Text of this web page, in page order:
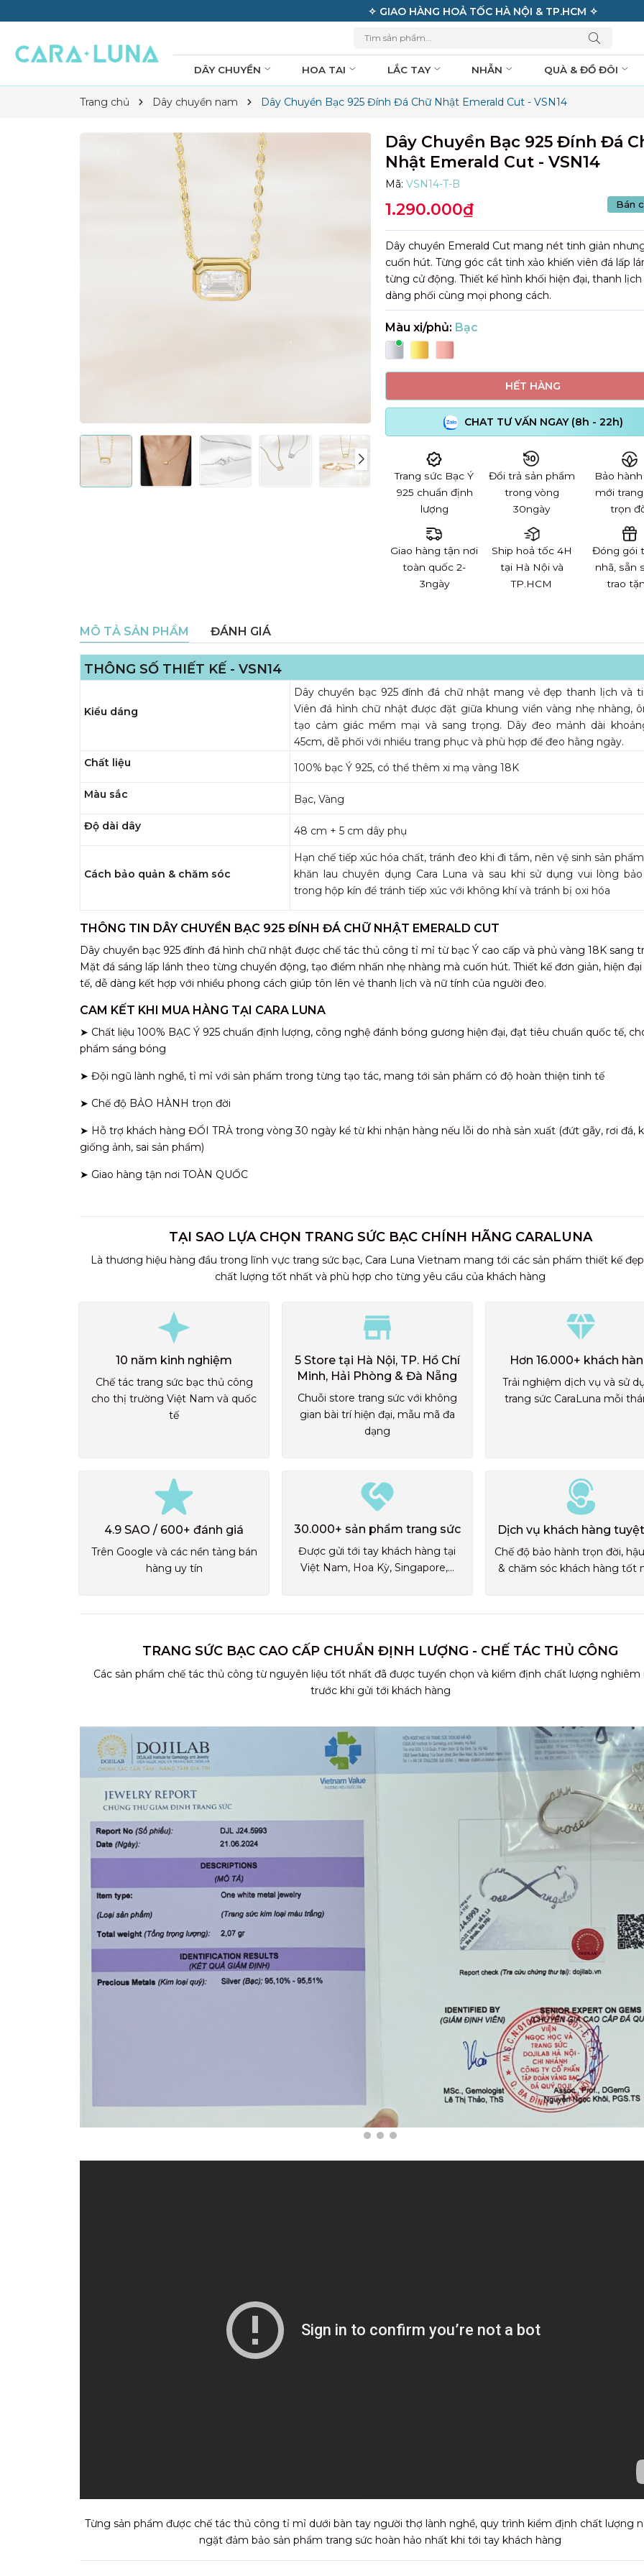
✧ GIAO HÀNG HOẢ TỐC HÀ NỘI & TP.HCM ✧
DÂY CHUYỀN HOA TAI LẮC TAY NHẪN QUÀ & ĐỒ ĐÔI
Trang chủ Dây chuyền nam Dây Chuyền Bạc 925 Đính Đá Chữ Nhật Emerald Cut - VSN14
Dây Chuyền Bạc 925 Đính Đá
Nhật Emerald Cut - VSN14
Mã:VSN14-T-B
Bán
1.290.000₫
Dây chuyền Emerald Cut mang nét tinh giản
cuốn hút. Từng góc cắt tinh xảo khiến viên đá lấp
từng cử động. Thiết kế hình khối hiện đại, thanh lịch
dàng phối cùng mọi phong cách.
Màu xi/phủ: Bạc
HẾT HÀNG
CHAT TƯ VẤN NGAY (8h - 22h)
Trang sức Bạc Ý
925 chuẩn định
lượng
Đổi trả sản phẩm
trong vòng
30ngày
Bảo
mới
trọn
Giao hàng tận nơi
toàn quốc 2-
3ngày
Ship hoả tốc 4H
tại Hà Nội và
TP.HCM
Đóng gói
nhã, sẵn
trao
MÔ TẢ SẢN PHẨM ĐÁNH GIÁ
THÔNG SỐ THIẾT KẾ - VSN14
Kiểu dáng
Dây chuyền bạc 925 đính đá chữ nhật mang vẻ đẹp thanh lịch và
Viên đá hình chữ nhật được đặt giữa khung viền vàng nhẹ nhàng,
tạo cảm giác mềm mại và sang trọng. Dây đeo mảnh dài
45cm, dễ phối với nhiều trang phục và phù hợp để đeo hằng ngày.
Chất liệu
100% bạc Ý 925, có thể thêm xi mạ vàng 18K
Màu sắc Bạc, Vàng
Độ dài dây 48 cm + 5 cm dây phụ
Cách bảo quản & chăm sóc
Hạn chế tiếp xúc hóa chất, tránh đeo khi đi tắm, nên vệ sinh sản
khăn lau chuyên dụng Cara Luna và sau khi sử dụng vui lòng
trong hộp kín để tránh tiếp xúc với không khí và tránh bị oxi hóa
THÔNG TIN DÂY CHUYỀN BẠC 925 ĐÍNH ĐÁ CHỮ NHẬT EMERALD CUT
Dây chuyền bạc 925 đính đá hình chữ nhật được chế tác thủ công tỉ mỉ từ bạc Ý cao cấp và phủ vàng 18K sang
Mặt đá sáng lấp lánh theo từng chuyển động, tạo điểm nhấn nhẹ nhàng mà cuốn hút. Thiết kế đơn giản, hiện
tế, dễ dàng kết hợp với nhiều phong cách giúp tôn lên vẻ thanh lịch và nữ tính của người đeo.
CAM KẾT KHI MUA HÀNG TẠI CARA LUNA
➤ Chất liệu 100% BẠC Ý 925 chuẩn định lượng, công nghệ đánh bóng gương hiện đại, đạt tiêu chuẩn quốc tế,
phẩm sáng bóng
➤ Đội ngũ lành nghề, tỉ mỉ với sản phẩm trong từng tạo tác, mang tới sản phẩm có độ hoàn thiện tinh tế
➤ Chế độ BẢO HÀNH trọn đời
➤ Hỗ trợ khách hàng ĐỔI TRẢ trong vòng 30 ngày kể từ khi nhận hàng nếu lỗi do nhà sản xuất (đứt gãy, rơi đá,
giống ảnh, sai sản phẩm)
➤ Giao hàng tận nơi TOÀN QUỐC
TẠI SAO LỰA CHỌN TRANG SỨC BẠC CHÍNH HÃNG CARALUNA
Là thương hiệu hàng đầu trong lĩnh vực trang sức bạc, Cara Luna Vietnam mang tới các sản phẩm thiết kế
chất lượng tốt nhất và phù hợp cho từng yêu cầu của khách hàng
10 năm kinh nghiệm
Chế tác trang sức bạc thủ công
cho thị trường Việt Nam và quốc
tế
5 Store tại Hà Nội, TP. Hồ Chí
Minh, Hải Phòng & Đà Nẵng
Chuỗi store trang sức với không
gian bài trí hiện đại, mẫu mã đa
dạng
Hơn 16.000+ khách
Trải nghiệm dịch vụ và sử
trang sức CaraLuna mỗi
4.9 SAO / 600+ đánh giá
Trên Google và các nền tảng bán
hàng uy tín
30.000+ sản phẩm trang sức
Được gửi tới tay khách hàng tại
Việt Nam, Hoa Kỳ, Singapore,...
Dịch vụ khách hàng
Chế độ bảo hành trọn đời,
& chăm sóc khách hàng tốt
TRANG SỨC BẠC CAO CẤP CHUẨN ĐỊNH LƯỢNG - CHẾ TÁC THỦ CÔNG
Các sản phẩm chế tác thủ công từ nguyên liệu tốt nhất đã được tuyển chọn và kiểm định chất lượng
trước khi gửi tới khách hàng
Từng sản phẩm được chế tác thủ công tỉ mỉ dưới bàn tay người thợ lành nghề, quy trình kiểm định chất lượng
ngặt đảm bảo sản phẩm trang sức hoàn hảo nhất khi tới tay khách hàng